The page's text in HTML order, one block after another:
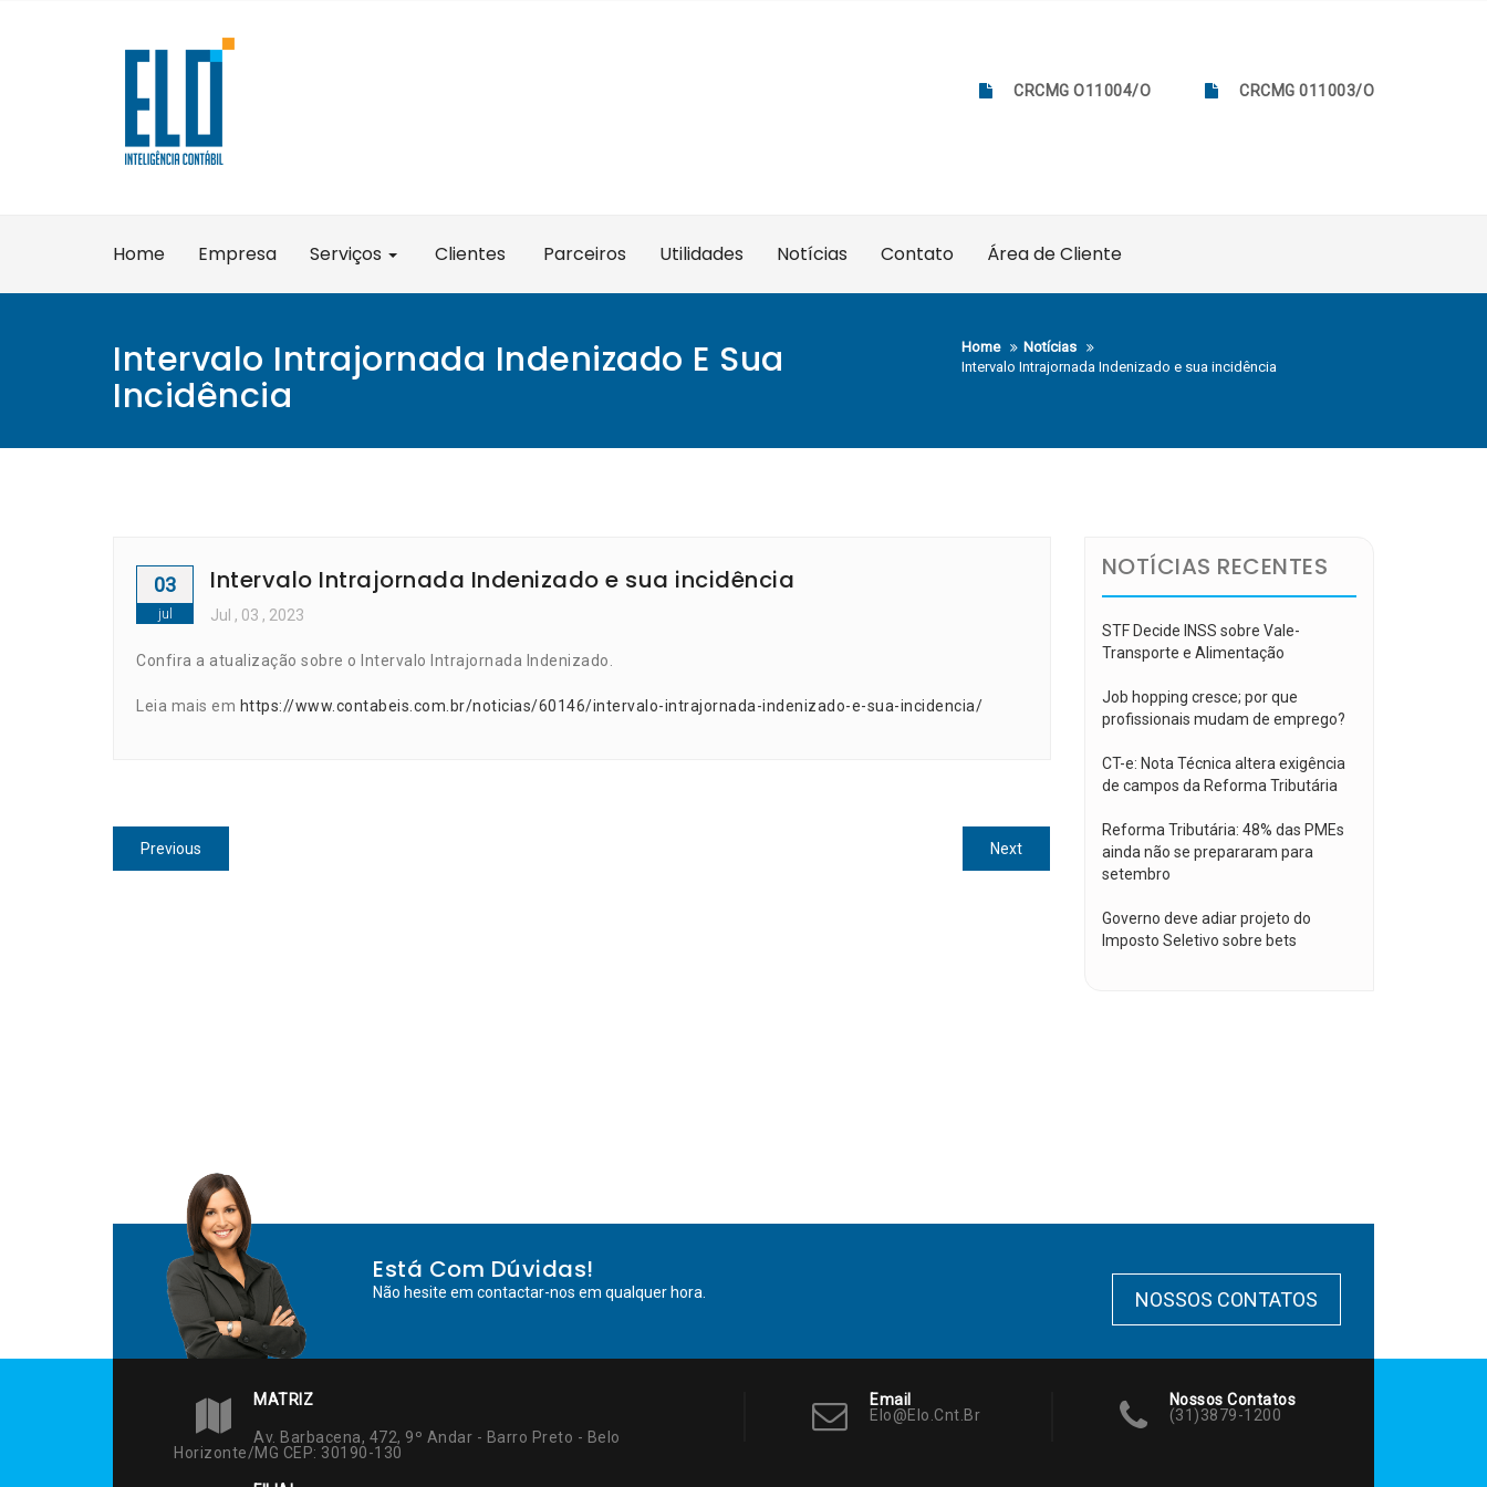
CRCMG O11004/O CRCMG 011003/O
Home Empresa Serviços Clientes Parceiros Utilidades Notícias Contato Área de Cliente
Intervalo Intrajornada Indenizado E Sua
Incidência
Home
Notícias
Intervalo Intrajornada Indenizado e sua incidência
03
jul
Intervalo Intrajornada Indenizado e sua incidência
Jul , 03 , 2023
Confira a atualização sobre o Intervalo Intrajornada Indenizado.
Leia mais em https://www.contabeis.com.br/noticias/60146/intervalo-intrajornada-indenizado-e-sua-incidencia/
Navegação
de
Previous
post:
NextNext
post:
NOTÍCIAS RECENTES
STF Decide INSS sobre Vale-
Transporte e Alimentação
Job hopping cresce; por que
profissionais mudam de emprego?
CT-e: Nota Técnica altera exigência
de campos da Reforma Tributária
Reforma Tributária: 48% das PMEs
ainda não se prepararam para
setembro
Governo deve adiar projeto do
Imposto Seletivo sobre bets
Está Com Dúvidas!
Não hesite em contactar-nos em qualquer hora. NOSSOS CONTATOS
MATRIZ
Av. Barbacena, 472, 9º Andar - Barro Preto - Belo
Horizonte/MG CEP: 30190-130
Email
Elo@elo.cnt.br
Nossos Contatos
(31)3879-1200